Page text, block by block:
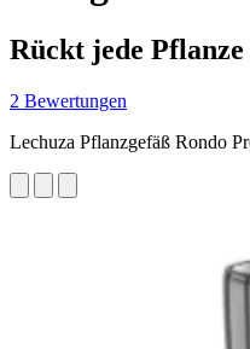
Rückt jede
2 Bewertungen
Lechuza Pflanzgefäß Rondo